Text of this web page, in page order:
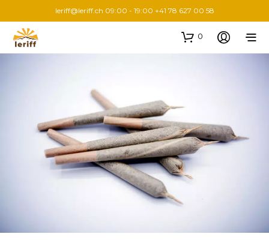
leriff@leriff.ch 09:00 - 19:00 +41 78 627 00 58
0